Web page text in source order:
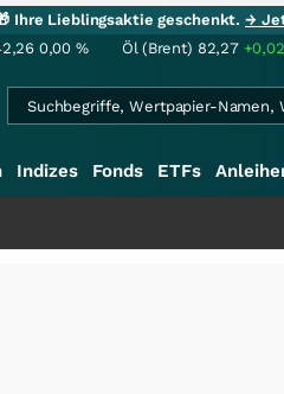
Ihre Lieblingsaktie geschenkt.→
0,00 % Öl (Brent) 82,27
Indizes Fonds ETFs